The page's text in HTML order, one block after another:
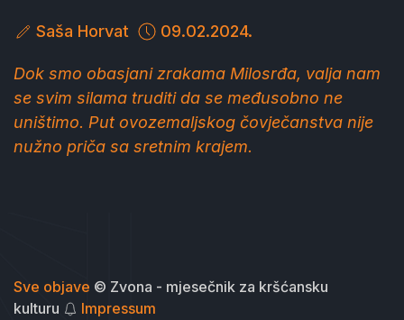
Saša Horvat 09.02.2024.
Dok smo obasjani zrakama Milosrđa, valja nam
se svim silama truditi da se međusobno ne
uništimo. Put ovozemaljskog čovječanstva nije
nužno priča sa sretnim krajem.
Sve objave © Zvona - mjesečnik za kršćansku
kulturu
Impressum